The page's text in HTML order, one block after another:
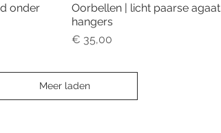
onder
Snel overzicht
Oorbellen | licht paarse agaat
hangers
Prijs
€ 35,00
Meer laden